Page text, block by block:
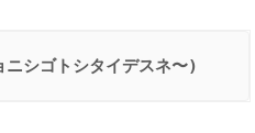
シゴトシタイデスネ〜)